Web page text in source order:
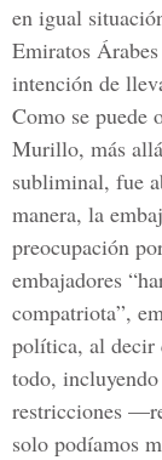
en igual
Emiratos
intención de
Como se puede
Murillo, más
subliminal, fue
manera, la
preocupación
embajadores
compatriota”,
política, al decir
todo,
restricciones
solo podíamos